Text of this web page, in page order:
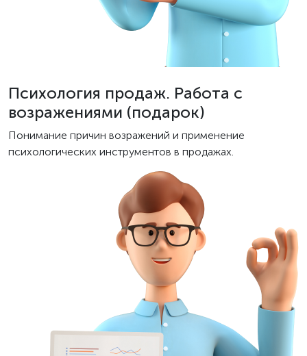
Психология продаж. Работа с
возражениями (подарок)
Понимание причин возражений и применение
психологических инструментов в продажах.